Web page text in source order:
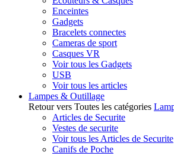
Enceintes
Gadgets
Bracelets connectes
Cameras de sport
Casques VR
Voir tous les Gadgets
USB
Voir tous les articles
Lampes & Outillage
Retour vers Toutes les catégories
Articles de Securite
Vestes de securite
Voir tous les Articles de Securite
Canifs de Poche